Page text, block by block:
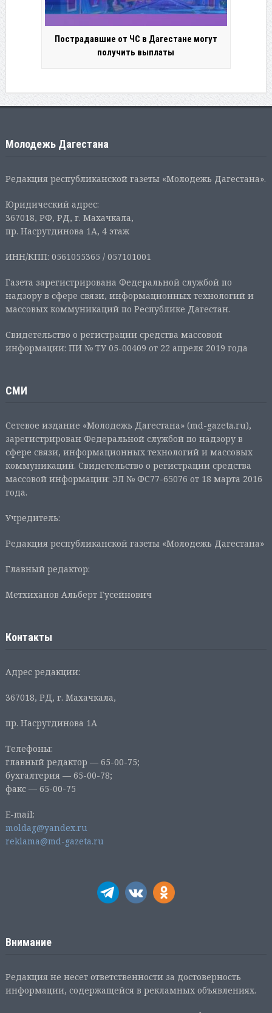
Пострадавшие от ЧС в Дагестане могут
получить выплаты
Молодежь Дагестана
Редакция республиканской газеты «Молодежь Дагестана».
Юридический адрес:
367018, РФ, РД, г. Махачкала,
пр. Насрутдинова 1А, 4 этаж
ИНН/КПП: 0561055365 / 057101001
Газета зарегистрирована Федеральной службой по
надзору в сфере связи, информационных технологий и
массовых коммуникаций по Республике Дагестан.
Свидетельство о регистрации средства массовой
информации: ПИ № ТУ 05-00409 от 22 апреля 2019 года
СМИ
Сетевое издание «Молодежь Дагестана» (md-gazeta.ru),
зарегистрирован Федеральной службой по надзору в
сфере связи, информационных технологий и массовых
коммуникаций. Свидетельство о регистрации средства
массовой информации: ЭЛ № ФС77-65076 от 18 марта 2016
года.
Учредитель:
Редакция республиканской газеты «Молодежь Дагестана»
Главный редактор:
Метхиханов Альберт Гусейнович
Контакты
Адрес редакции:
367018, РД, г. Махачкала,
пр. Насрутдинова 1А
Телефоны:
главный редактор — 65-00-75;
бухгалтерия — 65-00-78;
факс — 65-00-75
E-mail:
moldag@yandex.ru
reklama@md-gazeta.ru
Внимание
Редакция не несет ответственности за достоверность
информации, содержащейся в рекламных объявлениях.